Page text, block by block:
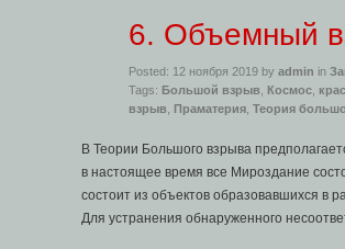
6. Объемный
Posted: 12 ноября 2019 by admin in
Tags: Большой взрыв Космос
взрыв
Праматерия Теория
В Теории Большого взрыва
в настоящее время все Мироздание
состоит из объектов образовавшихся в
Для устранения обнаруженного